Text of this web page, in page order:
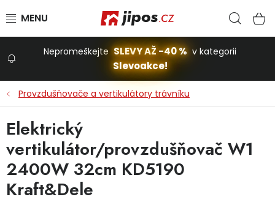
Stavba a dům
Dílna
Nepromeškejte SLEVY AŽ -40 % v kategorii
Slevoakce!
Provzdušňovače a vertikulátory trávníku
Elektrický
vertikulátor/provzdušňovač W1
2400W 32cm KD5190
Kraft&Dele